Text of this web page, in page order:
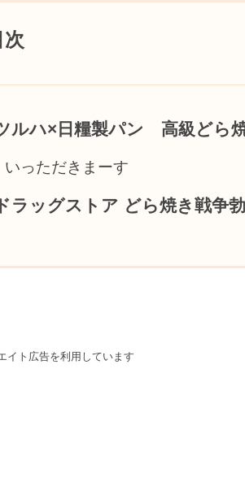
次
ルハ×日糧製パン 高級どら
いっただきまーす
ドラッグストア どら焼き戦争
イト広告を利用しています